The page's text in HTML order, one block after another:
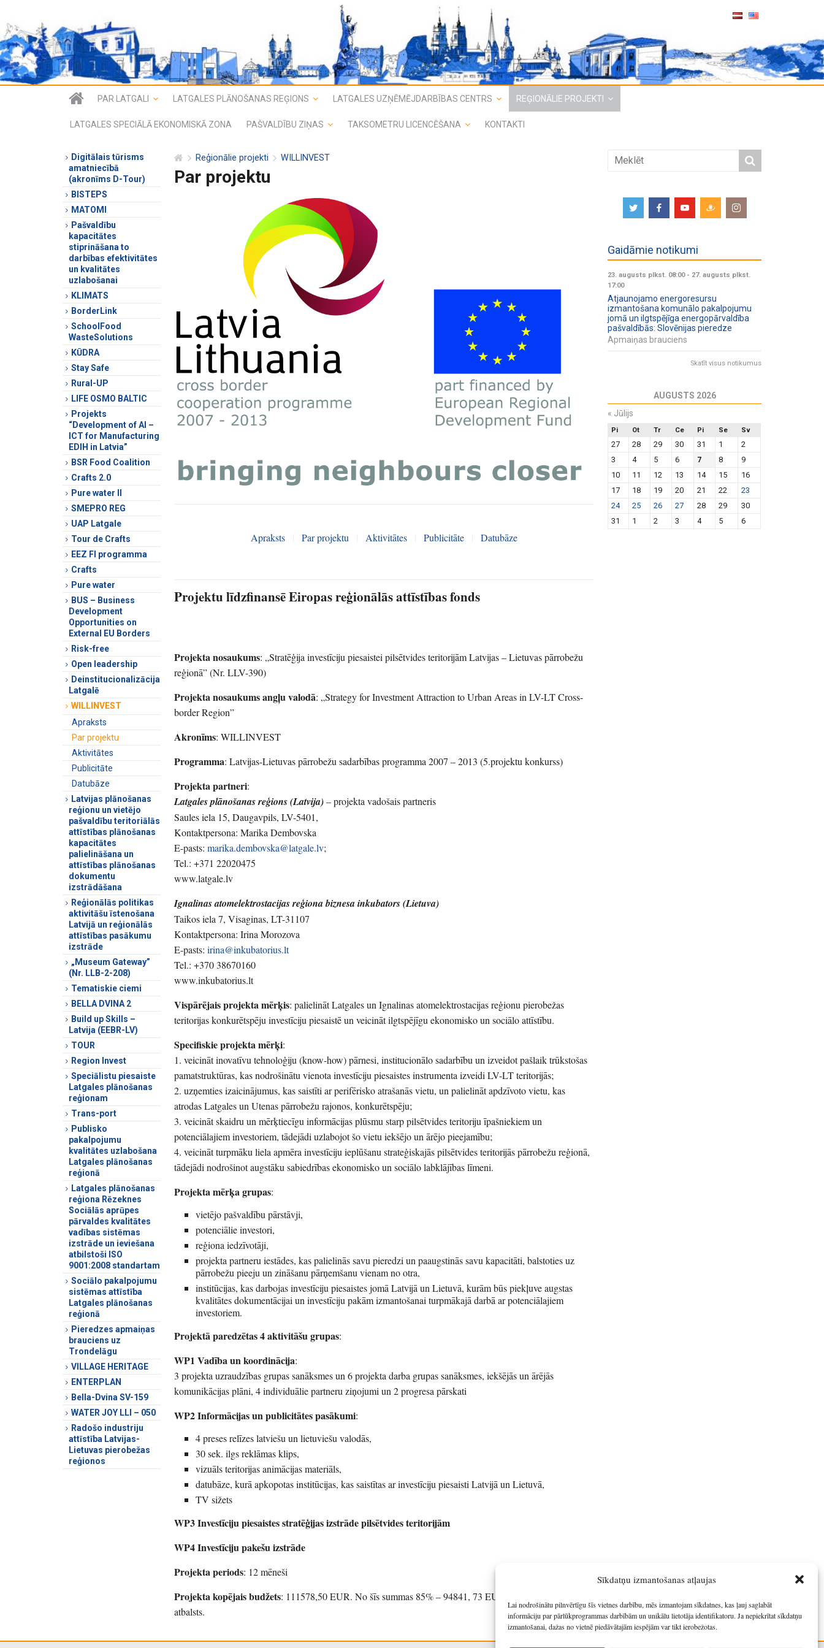
Sīkdatņu izmantošanas atļaujas
Lai nodrošinātu pilnvērtīgu šīs vietnes darbību, mēs izmantojam sīkdatnes, kas ļauj saglabāt
informāciju par pārlūkprogrammas darbībām un unikālu lietotāja identifikatoru. Ja nepiekrītat sīkdatņu
izmantošanai, dažas no vietnē piedāvātajām iespējām var tikt ierobežotas.
PAR LATGALI LATGALES PLĀNOŠANAS REĢIONS LATGALES UZŅĒMĒJDARBĪBAS CENTRS REĢIONĀLIE PROJEKTI
LATGALES SPECIĀLĀ EKONOMISKĀ ZONA PAŠVALDĪBU ZIŅAS TAKSOMETRU LICENCĒŠANA KONTAKTI
Reģionālie projekti WILLINVEST
Par projektu
Apraksts Par projektu Aktivitātes Publicitāte Datubāze
Projektu līdzfinansē Eiropas reģionālās attīstības fonds
Projekta nosaukums: „Stratēģija investīciju piesaistei pilsētvides teritorijām Latvijas – Lietuvas pārrobežu
reģionā” (Nr. LLV-390)
Projekta nosaukums angļu valodā: „Strategy for Investment Attraction to Urban Areas in LV-LT Cross-
border Region”
Akronīms: WILLINVEST
Programma: Latvijas-Lietuvas pārrobežu sadarbības programma 2007 – 2013 (5.projektu konkurss)
Projekta partneri:
Latgales plānošanas reģions (Latvija)– projekta vadošais partneris
Saules iela 15, Daugavpils, LV-5401,
Kontaktpersona: Marika Dembovska
E-pasts:marika.dembovska@latgale.lv;
Tel.: +371 22020475
www.latgale.lv
Ignalinas atomelektrostacijas reģiona biznesa inkubators (Lietuva)
Taikos iela 7, Visaginas, LT-31107
Kontaktpersona: Irina Morozova
E-pasts:irina@inkubatorius.lt
Tel.: +370 38670160
www.inkubatorius.lt
Vispārējais projekta mērķis: palielināt Latgales un Ignalinas atomelektrostacijas reģionu pierobežas
teritorijas konkurētspēju investīciju piesaistē un veicināt ilgtspējīgu ekonomisko un sociālo attīstību.
Specifiskie projekta mērķi:
1. veicināt inovatīvu tehnoloģiju (know-how) pārnesi, institucionālo sadarbību un izveidot pašlaik trūkstošas
pamatstruktūras, kas nodrošinātu vienota investīciju piesaistes instrumenta izveidi LV-LT teritorijās;
2. uzņemties izaicinājumus, kas saistīti ar perifērisko atrašanās vietu, un palielināt apdzīvoto vietu, kas
atrodas Latgales un Utenas pārrobežu rajonos, konkurētspēju;
3. veicināt skaidru un mērķtiecīgu informācijas plūsmu starp pilsētvides teritoriju īpašniekiem un
potenciālajiem investoriem, tādejādi uzlabojot šo vietu iekšējo un ārējo pieejamību;
4. veicināt turpmāku liela apmēra investīciju ieplūšanu strateģiskajās pilsētvides teritorijās pārrobežu reģionā,
tādejādi nodrošinot augstāku sabiedrības ekonomisko un sociālo labklājības līmeni.
Projekta mērķa grupas:
vietējo pašvaldību pārstāvji,
potenciālie investori,
reģiona iedzīvotāji,
projekta partneru iestādes, kas palielinās savu pieredzi un paaugstinās savu kapacitāti, balstoties uz
pārrobežu pieeju un zināšanu pārņemšanu vienam no otra,
institūcijas, kas darbojas investīciju piesaistes jomā Latvijā un Lietuvā, kurām būs piekļuve augstas
kvalitātes dokumentācijai un investīciju pakām izmantošanai turpmākajā darbā ar potenciālajiem
investoriem.
Projektā paredzētas 4 aktivitāšu grupas:
WP1 Vadība un koordinācija:
3 projekta uzraudzības grupas sanāksmes un 6 projekta darba grupas sanāksmes, iekšējās un ārējās
komunikācijas plāni, 4 individuālie partneru ziņojumi un 2 progresa pārskati
WP2 Informācijas un publicitātes pasākumi:
4 preses relīzes latviešu un lietuviešu valodās,
30 sek. ilgs reklāmas klips,
vizuāls teritorijas animācijas materiāls,
datubāze, kurā apkopotas institūcijas, kas saistītas ar investīciju piesaisti Latvijā un Lietuvā,
TV sižets
WP3 Investīciju piesaistes stratēģijas izstrāde pilsētvides teritorijām
WP4 Investīciju pakešu izstrāde
Projekta periods: 12 mēneši
Projekta kopējais budžets: 111578,50 EUR. No šīs summas 85% – 94841, 73 EUR ir Eiropas Savienības
atbalsts.
Digitālais tūrisms
amatniecībā
(akronīms D-Tour)
BISTEPS
MATOMI
Pašvaldību
kapacitātes
stiprināšana to
darbības efektivitātes
un kvalitātes
uzlabošanai
KLIMATS
BorderLink
SchoolFood
WasteSolutions
KŪDRA
Stay Safe
Rural-UP
LIFE OSMO BALTIC
Projekts
“Development of AI –
ICT for Manufacturing
EDIH in Latvia”
BSR Food Coalition
Crafts 2.0
Pure water II
SMEPRO REG
UAP Latgale
Tour de Crafts
EEZ FI programma
Crafts
Pure water
BUS – Business
Development
Opportunities on
External EU Borders
Risk-free
Open leadership
Deinstitucionalizācija
Latgalē
WILLINVEST
Apraksts
Par projektu
Aktivitātes
Publicitāte
Datubāze
Latvijas plānošanas
reģionu un vietējo
pašvaldību teritoriālās
attīstības plānošanas
kapacitātes
palielināšana un
attīstības plānošanas
dokumentu
izstrādāšana
Reģionālās politikas
aktivitāšu īstenošana
Latvijā un reģionālās
attīstības pasākumu
izstrāde
„Museum Gateway”
(Nr. LLB-2-208)
Tematiskie ciemi
BELLA DVINA 2
Build up Skills –
Latvija (EEBR-LV)
TOUR
Region Invest
Speciālistu piesaiste
Latgales plānošanas
reģionam
Trans-port
Publisko
pakalpojumu
kvalitātes uzlabošana
Latgales plānošanas
reģionā
Latgales plānošanas
reģiona Rēzeknes
Sociālās aprūpes
pārvaldes kvalitātes
vadības sistēmas
izstrāde un ieviešana
atbilstoši ISO
9001:2008 standartam
Sociālo pakalpojumu
sistēmas attīstība
Latgales plānošanas
reģionā
Pieredzes apmaiņas
brauciens uz
Trondelāgu
VILLAGE HERITAGE
ENTERPLAN
Bella-Dvina SV-159
WATER JOY LLI – 050
Radošo industriju
attīstība Latvijas-
Lietuvas pierobežas
reģionos
Gaidāmie notikumi
23. augusts plkst. 08:00- 27. augusts plkst.
17:00
Atjaunojamo energoresursu
izmantošana komunālo pakalpojumu
jomā un ilgtspējīga energopārvaldība
pašvaldībās: Slovēnijas pieredze
Apmaiņas brauciens
Skatīt visus notikumus
AUGUSTS 2026
« Jūlijs
Pi Ot Tr Ce Pi Se Sv
27 28 29 30 31 1
2
3
4 5 6 7 8
9
10
11 12 13 14 15
16
17
18 19 20 21 22
23
24
25 26 27 28 29
30
31
1 2 3 4 5 6